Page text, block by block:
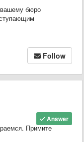
бюро
Follow
Answer
Примите